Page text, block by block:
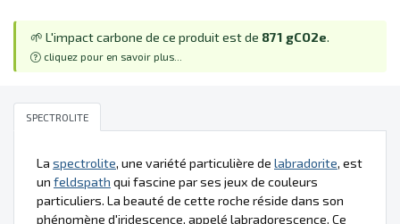
🌱 L'impact carbone de ce produit est de 871 gCO2e.
cliquez pour en savoir plus...
SPECTROLITE
La spectrolite, une variété particulière de labradorite, est
un feldspath qui fascine par ses jeux de couleurs
particuliers. La beauté de cette roche réside dans son
phénomène d'iridescence, appelé labradorescence. Ce